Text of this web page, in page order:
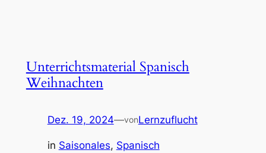
Unterrichtsmaterial Spanisch
Weihnachten
Dez. 19, 2024—vonLernzuflucht
in Saisonales, Spanisch